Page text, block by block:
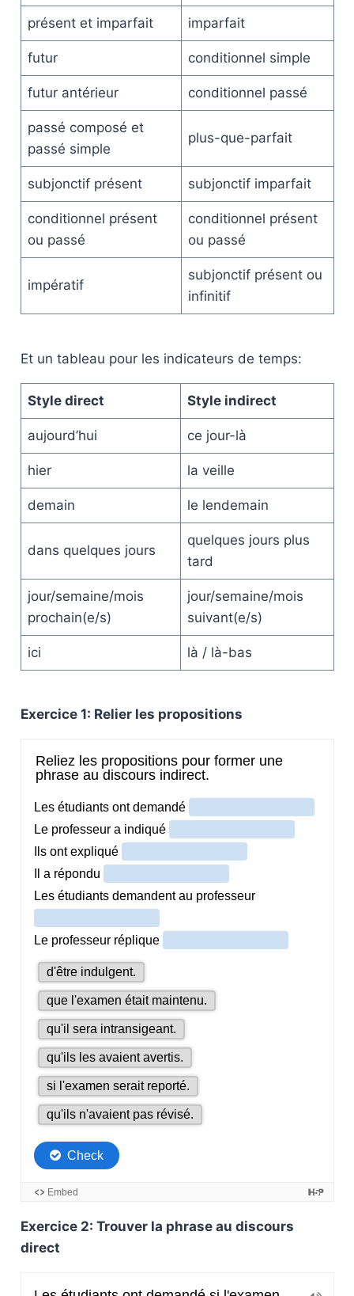
présent et imparfait imparfait
futur conditionnel simple
futur antérieur conditionnel passé
passé composé et
passé simple
plus-que-parfait
subjonctif présent subjonctif imparfait
conditionnel présent
ou passé
conditionnel présent
ou passé
impératif
subjonctif présent ou
infinitif
Et un tableau pour les indicateurs de temps:
Style direct Style indirect
aujourd’hui ce jour-là
hier la veille
demain le lendemain
dans quelques jours
quelques jours plus
tard
jour/semaine/mois
prochain(e/s)
jour/semaine/mois
suivant(e/s)
ici là / là-bas
Exercice 1: Relier les propositions
Exercice 2: Trouver la phrase au discours
direct